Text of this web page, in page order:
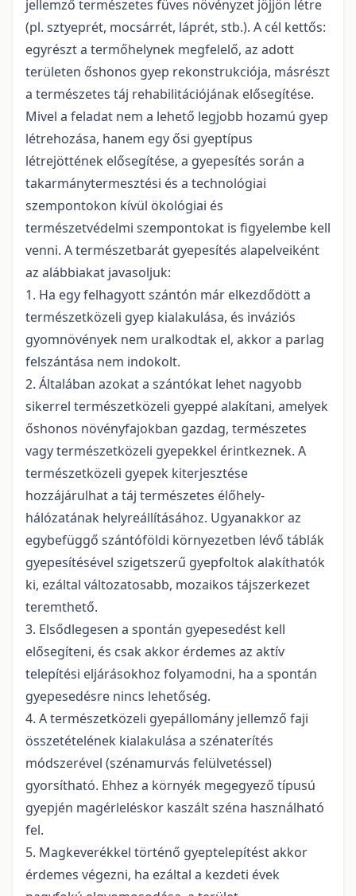
jellemző természetes füves növényzet jöjjön létre
(pl. sztyeprét, mocsárrét, láprét, stb.). A cél kettős:
egyrészt a termőhelynek megfelelő, az adott
területen őshonos gyep rekonstrukciója, másrészt
a természetes táj rehabilitációjának elősegítése.
Mivel a feladat nem a lehető legjobb hozamú gyep
létrehozása, hanem egy ősi gyeptípus
létrejöttének elősegítése, a gyepesítés során a
takarmánytermesztési és a technológiai
szempontokon kívül ökológiai és
természetvédelmi szempontokat is figyelembe kell
venni. A természetbarát gyepesítés alapelveiként
az alábbiakat javasoljuk:
1. Ha egy felhagyott szántón már elkezdődött a
természetközeli gyep kialakulása, és inváziós
gyomnövények nem uralkodtak el, akkor a parlag
felszántása nem indokolt.
2. Általában azokat a szántókat lehet nagyobb
sikerrel természetközeli gyeppé alakítani, amelyek
őshonos növényfajokban gazdag, természetes
vagy természetközeli gyepekkel érintkeznek. A
természetközeli gyepek kiterjesztése
hozzájárulhat a táj természetes élőhely-
hálózatának helyreállításához. Ugyanakkor az
egybefüggő szántóföldi környezetben lévő táblák
gyepesítésével szigetszerű gyepfoltok alakíthatók
ki, ezáltal változatosabb, mozaikos tájszerkezet
teremthető.
3. Elsődlegesen a spontán gyepesedést kell
elősegíteni, és csak akkor érdemes az aktív
telepítési eljárásokhoz folyamodni, ha a spontán
gyepesedésre nincs lehetőség.
4. A természetközeli gyepállomány jellemző faji
összetételének kialakulása a szénaterítés
módszerével (szénamurvás felülvetéssel)
gyorsítható. Ehhez a környék megegyező típusú
gyepjén magérleléskor kaszált széna használható
fel.
5. Magkeverékkel történő gyeptelepítést akkor
érdemes végezni, ha ezáltal a kezdeti évek